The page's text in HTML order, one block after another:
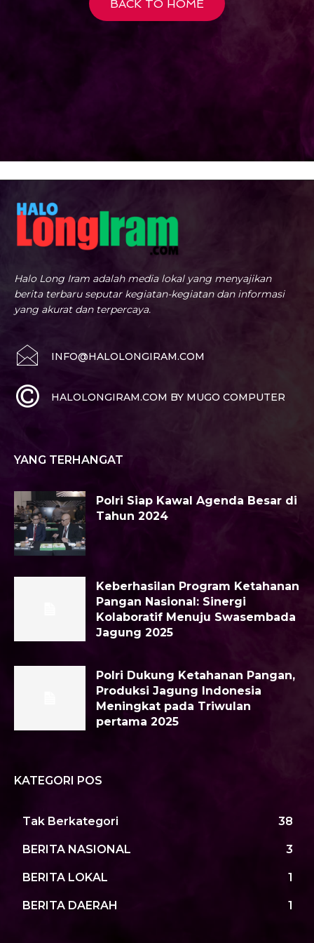
BACK TO HOME
Halo Long Iram adalah media lokal yang menyajikan
berita terbaru seputar kegiatan-kegiatan dan informasi
yang akurat dan terpercaya.
INFO@HALOLONGIRAM.COM
HALOLONGIRAM.COM BY MUGO COMPUTER
YANG TERHANGAT
Polri Siap Kawal Agenda Besar di
Tahun 2024
Keberhasilan Program Ketahanan
Pangan Nasional: Sinergi
Kolaboratif Menuju Swasembada
Jagung 2025
Polri Dukung Ketahanan Pangan,
Produksi Jagung Indonesia
Meningkat pada Triwulan
pertama 2025
KATEGORI POS
Tak Berkategori 38
BERITA NASIONAL 3
BERITA LOKAL 1
BERITA DAERAH 1